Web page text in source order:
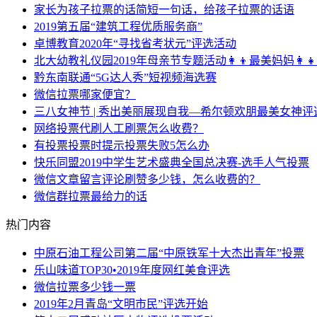
家长为孩子拉票的话简短一句话，给孩子拉票的话语
2019第五届“建筑工程优质服务商”
卓博教育2020年“寻找省考状元”评选活动
北大幼教礼仪园2019年母亲节专题活动👩‍👦最美妈妈
黔东南联通“5G达人秀”短视频海选赛
微信拉票哪家便宜？
三八女神节 | 秀出美丽展现自我—希尔顿欢朋最美女神评
网络投票代刷人工刷票怎么收费？
有投票投票时提示投票失败5怎么办
快乐同盟2019中学生艺术盛典全国总决赛-选手人气投票
微信文章留言评论刷赞多少钱，怎么收费的？
微信群拉票最给力的话
热门内容
中原石油工程公司第二届“中原铁军十大杰出青年”投票
乐山味道TOP30•2019年度网红美食评选
微信拉票多少钱一票
2019年2月青岛“文明市民”评选开始